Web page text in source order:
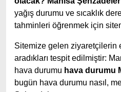
yağış durumu ve sıcaklık
tahminleri öğrenmek için
Sitemize gelen ziyaretçilerin
aradıkları tespit edilmiştir:
hava durumu hava durumu
bugün hava durumu nasıl,